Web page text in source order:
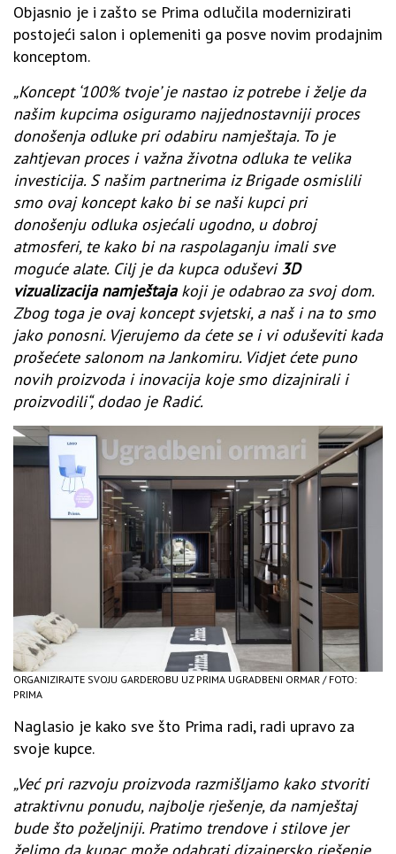
Objasnio je i zašto se Prima odlučila modernizirati
postojeći salon i oplemeniti ga posve novim prodajnim
konceptom.
„Koncept ‘100% tvoje’ je nastao iz potrebe i želje da
našim kupcima osiguramo najjednostavniji proces
donošenja odluke pri odabiru namještaja. To je
zahtjevan proces i važna životna odluka te velika
investicija. S našim partnerima iz Brigade osmislili
smo ovaj koncept kako bi se naši kupci pri
donošenju odluka osjećali ugodno, u dobroj
atmosferi, te kako bi na raspolaganju imali sve
moguće alate. Cilj je da kupca oduševi3D
vizualizacija namještajakoji je odabrao za svoj dom.
Zbog toga je ovaj koncept svjetski, a naš i na to smo
jako ponosni. Vjerujemo da ćete se i vi oduševiti kada
prošećete salonom na Jankomiru. Vidjet ćete puno
novih proizvoda i inovacija koje smo dizajnirali i
proizvodili“, dodao je Radić.
ORGANIZIRAJTE SVOJU GARDEROBU UZ PRIMA UGRADBENI ORMAR / FOTO:
PRIMA
Naglasio je kako sve što Prima radi, radi upravo za
svoje kupce.
„Već pri razvoju proizvoda razmišljamo kako stvoriti
atraktivnu ponudu, najbolje rješenje, da namještaj
bude što poželjniji. Pratimo trendove i stilove jer